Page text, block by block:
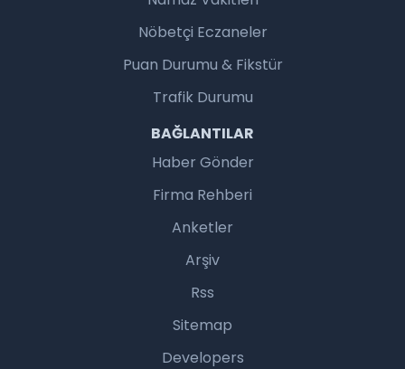
Nöbetçi Eczaneler
Puan Durumu & Fikstür
Trafik Durumu
BAĞLANTILAR
Haber Gönder
Firma Rehberi
Anketler
Arşiv
Rss
Sitemap
Developers